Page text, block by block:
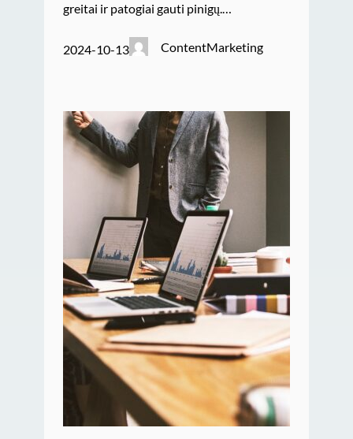
greitai ir patogiai gauti pinigų.…
2024-10-13 ContentMarketing